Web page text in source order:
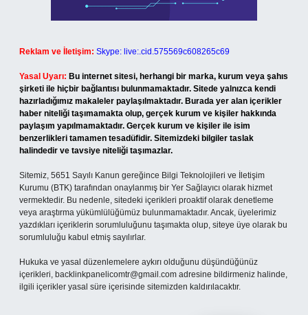
Reklam ve İletişim: Skype: live:.cid.575569c608265c69
Yasal Uyarı: Bu internet sitesi, herhangi bir marka, kurum veya şahıs
şirketi ile hiçbir bağlantısı bulunmamaktadır. Sitede yalnızca kendi
hazırladığımız makaleler paylaşılmaktadır. Burada yer alan içerikler
haber niteliği taşımamakta olup, gerçek kurum ve kişiler hakkında
paylaşım yapılmamaktadır. Gerçek kurum ve kişiler ile isim
benzerlikleri tamamen tesadüfidir. Sitemizdeki bilgiler taslak
halindedir ve tavsiye niteliği taşımazlar.
Sitemiz, 5651 Sayılı Kanun gereğince Bilgi Teknolojileri ve İletişim
Kurumu (BTK) tarafından onaylanmış bir Yer Sağlayıcı olarak hizmet
vermektedir. Bu nedenle, sitedeki içerikleri proaktif olarak denetleme
veya araştırma yükümlülüğümüz bulunmamaktadır. Ancak, üyelerimiz
yazdıkları içeriklerin sorumluluğunu taşımakta olup, siteye üye olarak bu
sorumluluğu kabul etmiş sayılırlar.
Hukuka ve yasal düzenlemelere aykırı olduğunu düşündüğünüz
içerikleri, backlinkpanelicomtr@gmail.com adresine bildirmeniz halinde,
ilgili içerikler yasal süre içerisinde sitemizden kaldırılacaktır.